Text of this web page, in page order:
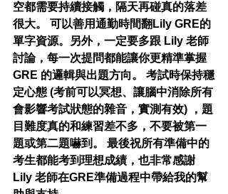
空都需要持續接觸，隔天再碰真的落差
很大。 可以善用通勤時間翻Lily GRE的
單字資源。另外，一定要多跟 Lily 老師
討論，每一次提問都能讓你更精準掌握
GRE 的邏輯與出題方向。 考試時保持穩
定心態 (考前可以冥想、讓腦中消除所有
會影響考試狀態的雜音，實測有效) ，題
目難度真的和練習差不多，不要被第一
題或第二題嚇到。 最後祝所有準備中的
考生都能考到理想成績，也非常感謝
Lily 老師在GRE準備過程中帶給我的幫